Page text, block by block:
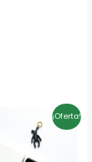
¡Oferta!
actual
14,40€.